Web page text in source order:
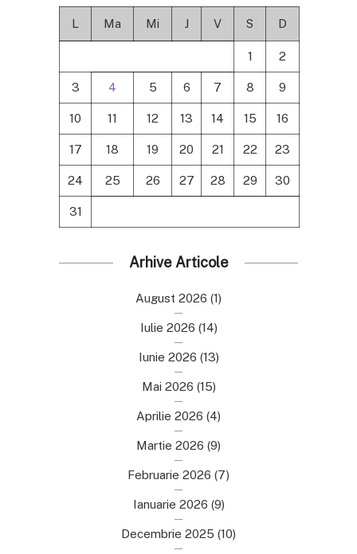
L Ma Mi J V S D
1 2
3 4 5 6 7 8 9
10 11 12 13 14 15 16
17 18 19 20 21 22 23
24 25 26 27 28 29 30
31
Arhive Articole
August 2026 (1)
Iulie 2026 (14)
Iunie 2026 (13)
Mai 2026 (15)
Aprilie 2026 (4)
Martie 2026 (9)
Februarie 2026 (7)
Ianuarie 2026 (9)
Decembrie 2025 (10)